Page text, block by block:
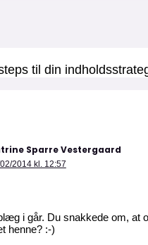
til din
Sparre Vestergaard
2014 kl. 12:57
i går. Du snakkede om, at
henne? :-)